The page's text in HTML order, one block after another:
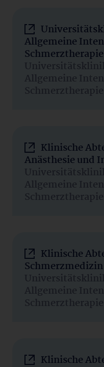
Allgemeine
Schmerztherapie
Allgemeine
Schmerztherapie
Klinische
Anästhesie und
Allgemeine
Schmerztherapie
Klinische
Schmerzmedizin
Allgemeine
Schmerztherapie
Klinische